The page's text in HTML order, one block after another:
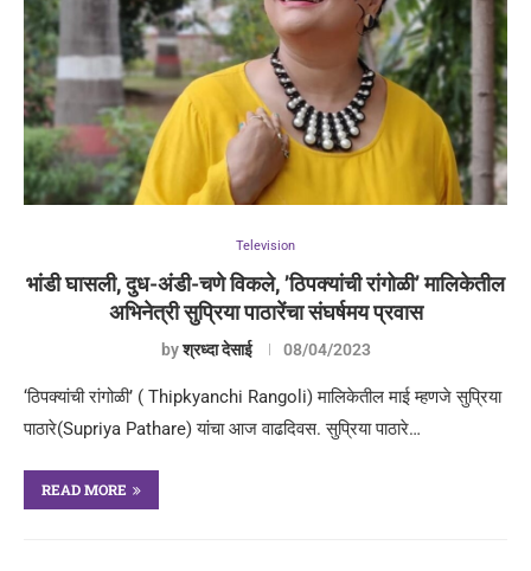
Television
भांडी घासली, दुध-अंडी-चणे विकले, ’ठिपक्यांची रांगोळी’ मालिकेतील
अभिनेत्री सुप्रिया पाठारेंचा संघर्षमय प्रवास
byश्रध्दा देसाई 08/04/2023
‘ठिपक्यांची रांगोळी’ ( Thipkyanchi Rangoli) मालिकेतील माई म्हणजे सुप्रिया
पाठारे(Supriya Pathare) यांचा आज वाढदिवस. सुप्रिया पाठारे…
READ MORE